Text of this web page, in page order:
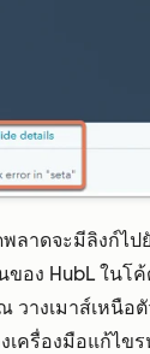
ลาดจะมีลิงก์ไ
ของ HubL ในโ
วางเมาส์เหนือ
เครื่องมือแก้ไข